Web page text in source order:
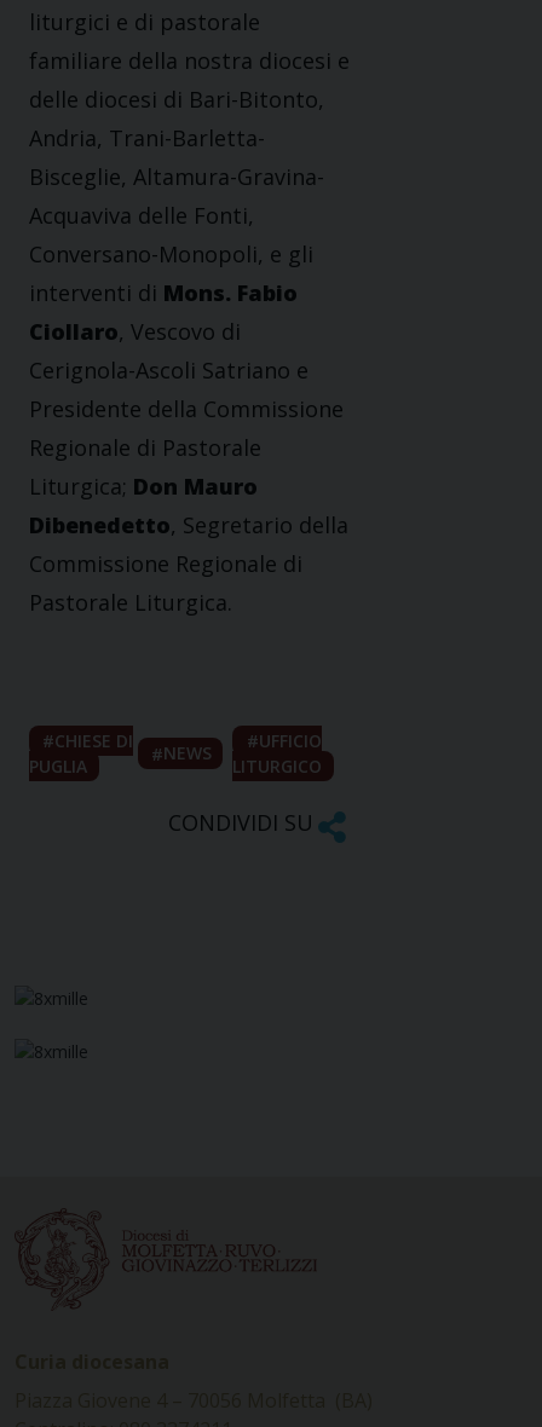
liturgici e di pastorale
familiare della nostra diocesi e
delle diocesi di Bari-Bitonto,
Andria, Trani-Barletta-
Bisceglie, Altamura-Gravina-
Acquaviva delle Fonti,
Conversano-Monopoli, e gli
interventi di Mons. Fabio
Ciollaro, Vescovo di
Cerignola-Ascoli Satriano e
Presidente della Commissione
Regionale di Pastorale
Liturgica; Don Mauro
Dibenedetto, Segretario della
Commissione Regionale di
Pastorale Liturgica.
CHIESE DI
PUGLIA
NEWS
UFFICIO
LITURGICO
CONDIVIDI SU